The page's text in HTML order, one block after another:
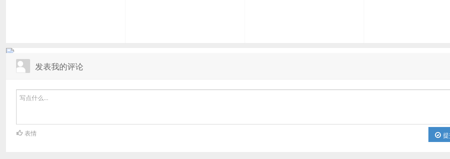
发表我的评论
表情